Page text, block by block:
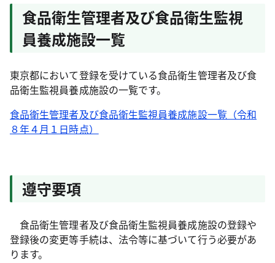
食品衛生管理者及び食品衛生監視
員養成施設一覧
東京都において登録を受けている食品衛生管理者及び食
品衛生監視員養成施設の一覧です。
食品衛生管理者及び食品衛生監視員養成施設一覧（令和
８年４月１日時点）
遵守要項
食品衛生管理者及び食品衛生監視員養成施設の登録や
登録後の変更等手続は、法令等に基づいて行う必要があ
ります。